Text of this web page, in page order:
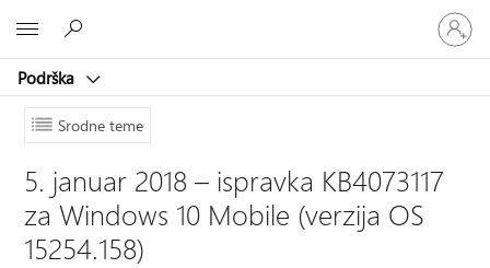
Podrška
Prijavite
se
na
Srodne teme
5. januar 2018 – ispravka KB4073117
za Windows 10 Mobile (verzija OS
15254.158)